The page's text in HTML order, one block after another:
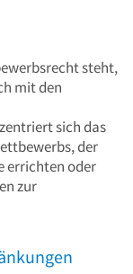
steht,
mit den
sich das
der
errichten oder
zur